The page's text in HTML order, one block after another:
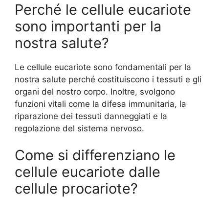
Perché le cellule eucariote
sono importanti per la
nostra salute?
Le cellule eucariote sono fondamentali per la
nostra salute perché costituiscono i tessuti e gli
organi del nostro corpo. Inoltre, svolgono
funzioni vitali come la difesa immunitaria, la
riparazione dei tessuti danneggiati e la
regolazione del sistema nervoso.
Come si differenziano le
cellule eucariote dalle
cellule procariote?